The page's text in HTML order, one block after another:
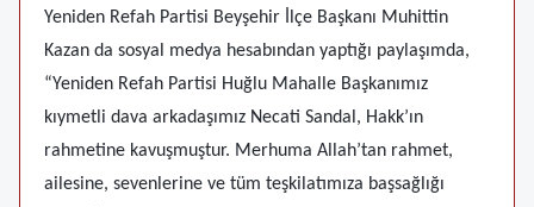
Yeniden Refah Partisi Beyşehir İlçe Başkanı Muhittin
Kazan da sosyal medya hesabından yaptığı paylaşımda,
“Yeniden Refah Partisi Huğlu Mahalle Başkanımız
kıymetli dava arkadaşımız Necati Sandal, Hakk’ın
rahmetine kavuşmuştur. Merhuma Allah’tan rahmet,
ailesine, sevenlerine ve tüm teşkilatımıza başsağlığı